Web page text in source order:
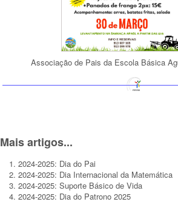
Associação de Pais da Escola Básica
Mais artigos...
2024-2025: Dia do Pai
2024-2025: Dia Internacional da Matemática
2024-2025: Suporte Básico de Vida
2024-2025: Dia do Patrono 2025